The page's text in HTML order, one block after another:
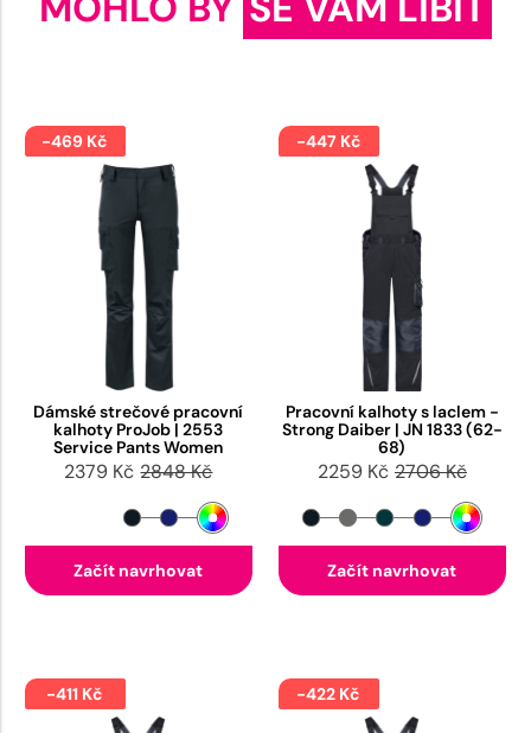
-469 Kč
Dámské strečové pracovní
kalhoty ProJob | 2553
Service Pants Women
2379 Kč 2848 Kč
Začít navrhovat
-447 Kč
Pracovní kalhoty s laclem -
Strong Daiber | JN 1833 (62-
68)
2259 Kč 2706 Kč
Začít navrhovat
-411 Kč -422 Kč